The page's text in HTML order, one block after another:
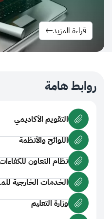
المزيد
هامة
التقويم الأكاديمي
اللوائح والأنظمة
نظام التعاون للكفاءات السعودية
الخدمات الخارجية للمستفيدين
وزارة التعليم